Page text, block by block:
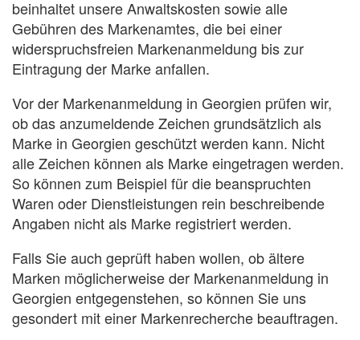
beinhaltet unsere Anwaltskosten sowie alle
Gebühren des Markenamtes, die bei einer
widerspruchsfreien Markenanmeldung bis zur
Eintragung der Marke anfallen.
Vor der Markenanmeldung in Georgien prüfen wir,
ob das anzumeldende Zeichen grundsätzlich als
Marke in Georgien geschützt werden kann. Nicht
alle Zeichen können als Marke eingetragen werden.
So können zum Beispiel für die beanspruchten
Waren oder Dienstleistungen rein beschreibende
Angaben nicht als Marke registriert werden.
Falls Sie auch geprüft haben wollen, ob ältere
Marken möglicherweise der Markenanmeldung in
Georgien entgegenstehen, so können Sie uns
gesondert mit einer Markenrecherche beauftragen.